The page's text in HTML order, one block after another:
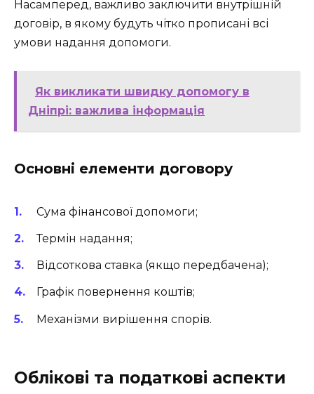
Насамперед, важливо заключити внутрішній
договір, в якому будуть чітко прописані всі
умови надання допомоги.
Як викликати швидку допомогу в
Дніпрі: важлива інформація
Основні елементи договору
Сума фінансової допомоги;
Термін надання;
Відсоткова ставка (якщо передбачена);
Графік повернення коштів;
Механізми вирішення спорів.
Облікові та податкові аспекти